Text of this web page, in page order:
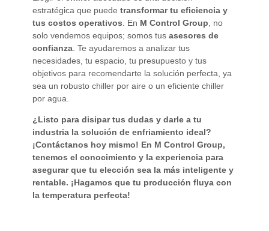
estratégica que puede transformar tu eficiencia y
tus costos operativos . En M Control Group , no
solo vendemos equipos; somos tus asesores de
confianza. Te ayudaremos a analizar tus
necesidades, tu espacio, tu presupuesto y tus
objetivos para recomendarte la solución perfecta, ya
sea un robusto chiller por aire o un eficiente chiller
por agua.
¿Listo para disipar tus dudas y darle a tu
industria la solución de enfriamiento ideal?
¡Contáctanos hoy mismo! En M Control Group,
tenemos el conocimiento y la experiencia para
asegurar que tu elección sea la más inteligente y
rentable. ¡Hagamos que tu producción fluya con
la temperatura perfecta!